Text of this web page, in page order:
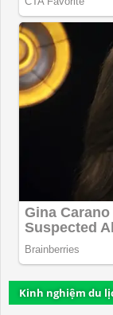
Kinh nghiệm du